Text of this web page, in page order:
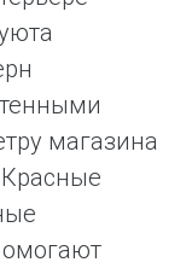
магазина